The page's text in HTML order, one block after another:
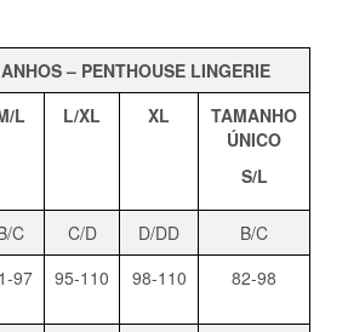
– PENTHOUSE LINGERIE
L L/XL XL
TAMANHO
ÚNICO
S/L
C C/D D/DD
B/C
97 95-110 98-110 82-98